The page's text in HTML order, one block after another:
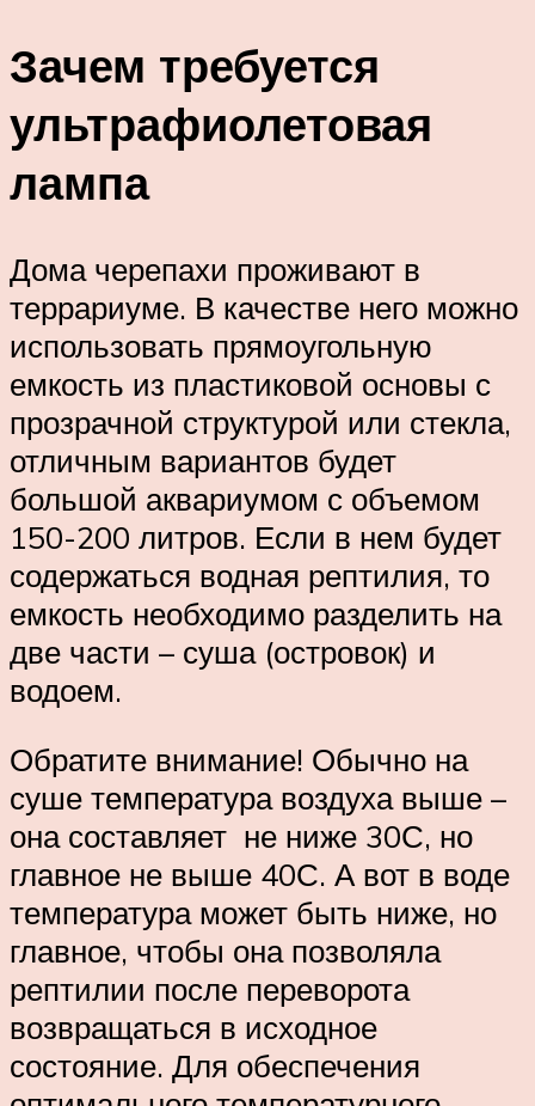
Зачем требуется
ультрафиолетовая
лампа
Дома черепахи проживают в
террариуме. В качестве него можно
использовать прямоугольную
емкость из пластиковой основы с
прозрачной структурой или стекла,
отличным вариантов будет
большой аквариумом с объемом
150-200 литров. Если в нем будет
содержаться водная рептилия, то
емкость необходимо разделить на
две части – суша (островок) и
водоем.
Обратите внимание! Обычно на
суше температура воздуха выше –
она составляет не ниже 30С, но
главное не выше 40С. А вот в воде
температура может быть ниже, но
главное, чтобы она позволяла
рептилии после переворота
возвращаться в исходное
состояние. Для обеспечения